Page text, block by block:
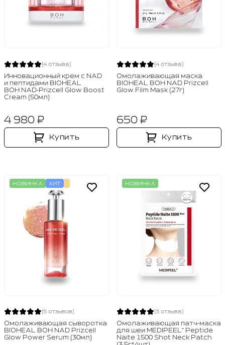
(4 отзыва)
Инновационный крем с NAD
и пептидами BIOHEAL
BOH NAD‑Prizcell Glow Boost
Cream (50мл)
4 980 ₽
Купить
(4 отзыва)
Омолаживающая маска
BIOHEAL BOH NAD Prizcell
Glow Film Mask (27г)
650 ₽
Купить
НОВИНКА ХИТ
(5 отзывов)
Омолаживающая сыворотка
BIOHEAL BOH NAD Prizcell
Glow Power Serum (30мл)
НОВИНКА
(3 отзыва)
Омолаживающая патч‑маска
для шеи MEDIPEEL⁺ Peptide
Naite 1500 Shot Neck Patch